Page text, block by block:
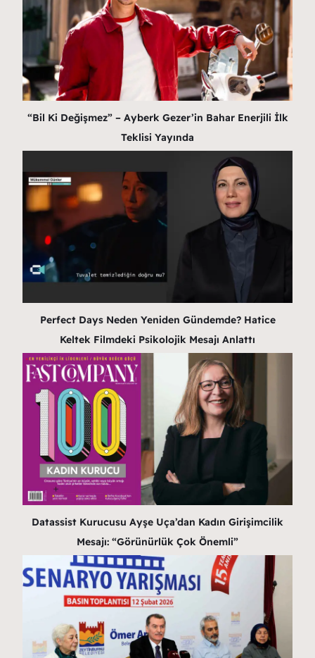
“Bil Ki Değişmez” – Ayberk Gezer’in Bahar Enerjili İlk
Teklisi Yayında
Perfect Days Neden Yeniden Gündemde? Hatice
Keltek Filmdeki Psikolojik Mesajı Anlattı
Datassist Kurucusu Ayşe Uça’dan Kadın Girişimcilik
Mesajı: “Görünürlük Çok Önemli”